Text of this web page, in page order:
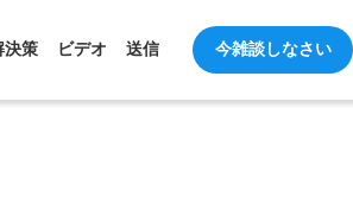
決策 ビデオ 送信 今雑談しなさい